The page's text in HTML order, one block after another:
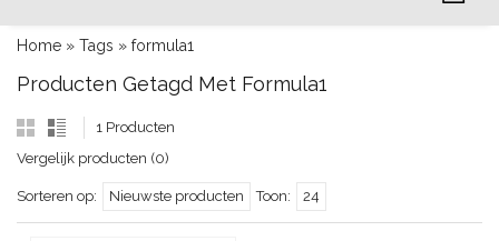
Home » Tags » formula1
Producten Getagd Met Formula1
1 Producten
Vergelijk producten (0)
Sorteren op: Nieuwste producten Toon: 24